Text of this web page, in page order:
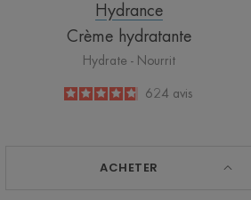
Hydrance
Crème hydratante
Hydrate - Nourrit
4.8
/
5
624 avis
ACHETER